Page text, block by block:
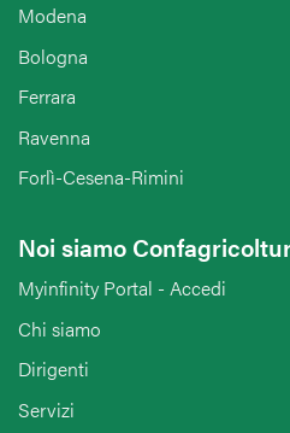
Modena
Bologna
Ferrara
Ravenna
Forlì-Cesena-Rimini
Noi siamo
Myinfinity Portal - Accedi
Chi siamo
Dirigenti
Servizi